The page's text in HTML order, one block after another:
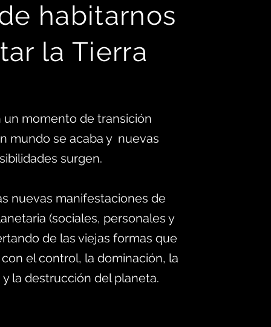
e habitarnos
la Tierra
un momento de transición
mundo se acaba y nuevas
surgen.
nuevas manifestaciones de
(sociales, personales y
de las viejas formas que
el control, la dominación, la
la destrucción del planeta.